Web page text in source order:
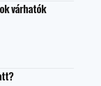
várhatók